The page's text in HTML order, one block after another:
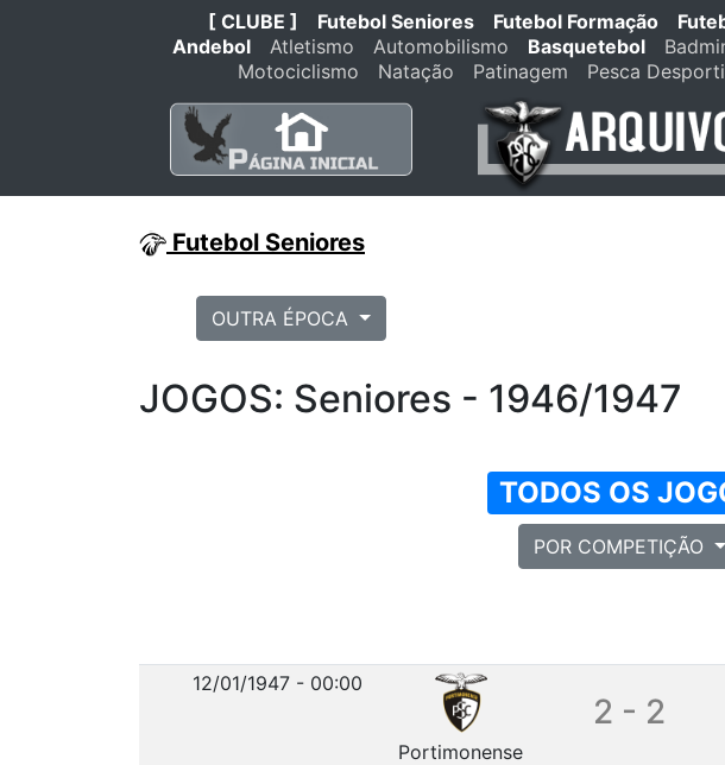
[ CLUBE ] Futebol Seniores Futebol Formação
Andebol
Atletismo Automobilismo Basquetebol
Motociclismo
Natação Patinagem Pesca
Futebol Seniores
OUTRA ÉPOCA
JOGOS: Seniores - 1946/1947
TODOS OS
POR COMPETIÇÃO
12/01/1947 - 00:00
Portimonense
2 - 2